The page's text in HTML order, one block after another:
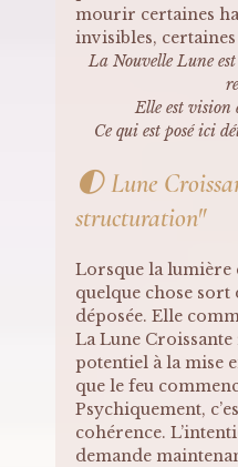
mourir certaines
invisibles,
La Nouvelle Lune
Elle est vision
Ce qui est posé ici
🌓 Lune
structuration"
Lorsque la lumière
quelque chose sort
déposée. Elle
La Lune Croissante
potentiel à la mise
que le feu
Psychiquement,
cohérence.
demande